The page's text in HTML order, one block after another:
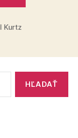
Trumpa“
Kurtz